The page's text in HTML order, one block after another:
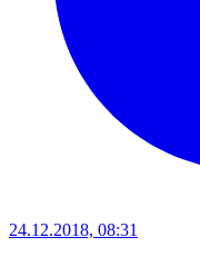
24.12.2018, 08:31